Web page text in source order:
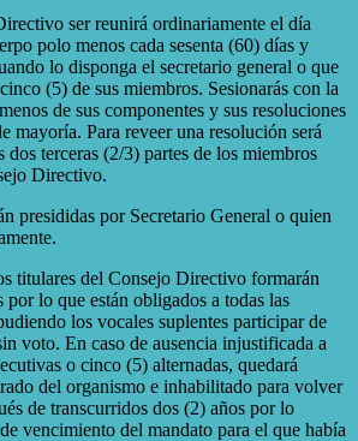
ser reunirá ordinariamente el día
polo menos cada sesenta (60) días y
lo disponga el secretario general o que
(5) de sus miembros. Sesionarás con la
de sus componentes y sus resoluciones
mayoría. Para reveer una resolución será
dos terceras (2/3) partes de los miembros
Directivo.
presididas por Secretario General o quien
titulares del Consejo Directivo formarán
por lo que están obligados a todas las
los vocales suplentes participar de
voto. En caso de ausencia injustificada a
o cinco (5) alternadas, quedará
del organismo e inhabilitado para volver
de transcurridos dos (2) años por lo
vencimiento del mandato para el que había